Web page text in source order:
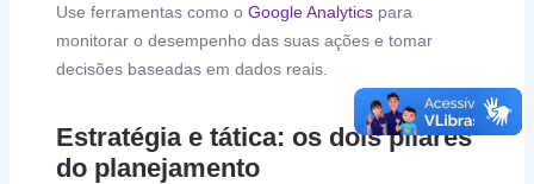
Use ferramentas como oGoogle Analytics para
monitorar o desempenho das suas ações e tomar
decisões baseadas em dados reais.
Estratégia e tática: os dois pilares
do planejamento